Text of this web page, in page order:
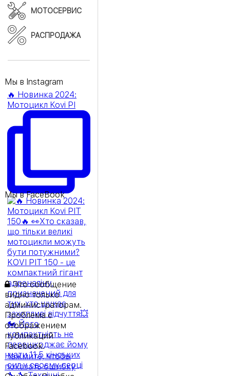
МОТОСЕРВИС
РАСПРОДАЖА
Мы в Instagram
🔥 Новинка 2024:
Мотоцикл Kovi PI
Мы в FaceBook
Это сообщение
видно только
администраторам.
Проблема с
отображением
публикаций
Facebook.
Нажмите, чтобы
показать ошибку